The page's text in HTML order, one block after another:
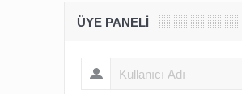
ÜYE PANELI